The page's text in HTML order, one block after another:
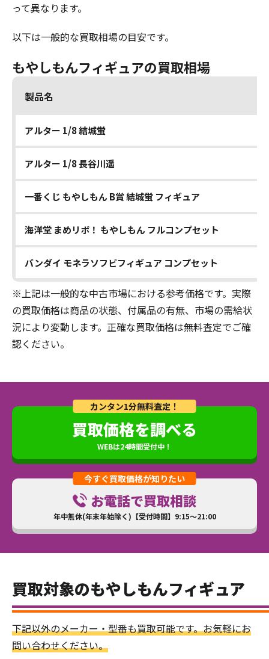
って異なります。
以下は一般的な買取相場の目安です。
もやしもんフィギュアの買取相場
製品名
アルター 1/8 結城蛍
アルター 1/8 長谷川遥
一番くじ もやしもん B賞 結城蛍 フィギュア
海洋堂 まめリボ！ もやしもん フルコンプセット
バンダイ モネラソフビフィギュア コンプセット
※上記は一般的な中古市場における参考価格です。実際
の買取価格は商品の状態、付属品の有無、市場の需給状
況により変動します。正確な買取価格は無料査定でご確
認ください。
カンタン1分無料査定！
買取価格を調べる
WEBは24時間受付中！
今すぐ買取価格が知りたい
お電話で買取相談
年中無休(年末年始除く)【受付時間】9:15～21:00
買取対象のもやしもんフィギュア
下記以外のメーカー・型番も買取可能です。お気軽にお
問い合わせください。